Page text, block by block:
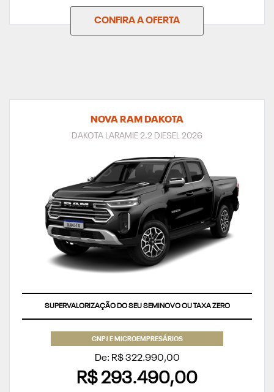
CONFIRA A OFERTA
NOVA RAM DAKOTA
DAKOTA LARAMIE 2.2 DIESEL 2026
SUPERVALORIZAÇÃO DO SEU SEMINOVO OU TAXA ZERO
CNPJ E MICROEMPRESÁRIOS
De: R$ 322.990,00
R$ 293.490,00